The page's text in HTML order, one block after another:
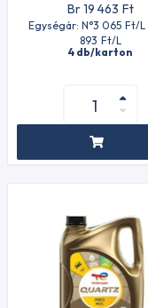
Br 19 463 Ft
Egységár: N°3 065 Ft/L
893 Ft/L
4 db/karton